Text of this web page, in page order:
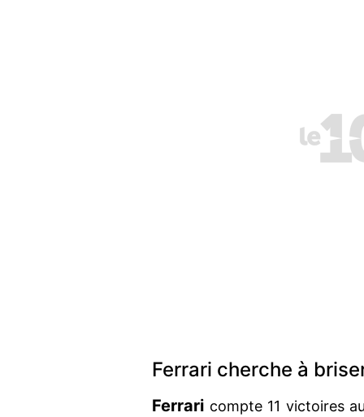
Ferrari cherche à
Ferrari compte 11 victoires